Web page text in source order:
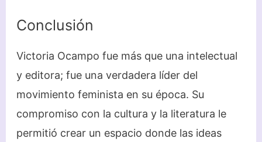
Conclusión
Victoria Ocampo fue más que una intelectual
y editora; fue una verdadera líder del
movimiento feminista en su época. Su
compromiso con la cultura y la literatura le
permitió crear un espacio donde las ideas